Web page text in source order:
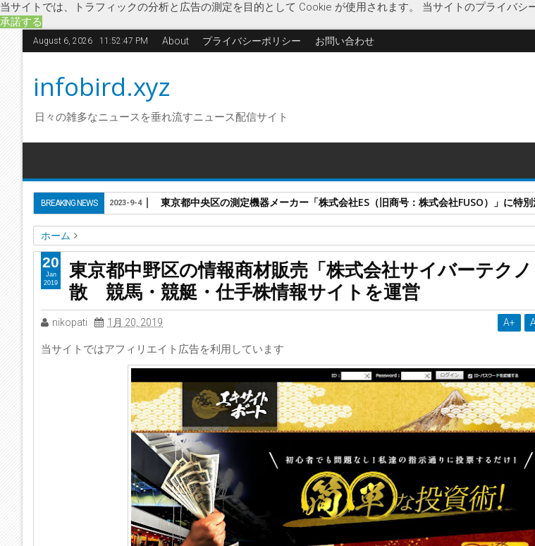
当サイトでは、トラフィックの分析と広告の測定を目的として Cookie が使用されます。 当サイトのプライバシ
承諾する
August 6, 2026 11:52:48 PM About プライバシーポリシー お問い合わせ
infobird.xyz
日々の雑多なニュースを垂れ流すニュース配信サイト
BREAKING NEWS 東京都中央区の測定機器メーカー「株式会社ES（旧商号：株式会社FUSO）」に
2023-9-4
ホーム
KEIBA TOWN
SIGB エキサイトボート サイバーテクノロジー 企業解散 競艇予想 競馬予想 経済 仕
西窪大樹
投資助言 東京都中野区の情報商材販売「株式会社サイバーテクノロジー」が解散 競馬・競艇・
東京都中野区の情報商材販売「株式会社サイバーテク
散 競馬・競艇・仕手株情報サイトを運営
nikopati 1月 20, 2019 A+ A
当サイトではアフィリエイト広告を利用しています
20
Jan
2019